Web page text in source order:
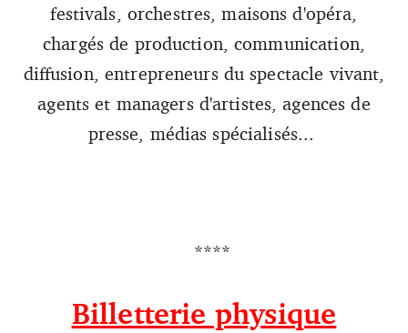
festivals, orchestres, maisons d'opéra,
chargés de production, communication,
diffusion, entrepreneurs du spectacle vivant,
agents et managers d'artistes, agences de
presse, médias spécialisés...
****
Billetterie physique